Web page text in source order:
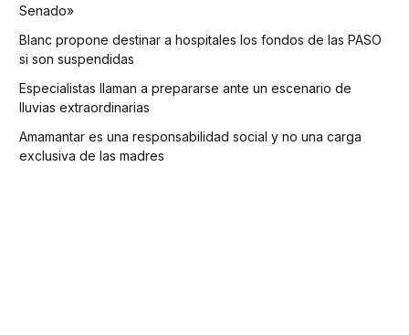
Senado»
Blanc propone destinar a hospitales los fondos de las PASO
si son suspendidas
Especialistas llaman a prepararse ante un escenario de
lluvias extraordinarias
Amamantar es una responsabilidad social y no una carga
exclusiva de las madres